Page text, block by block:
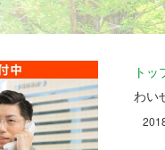
トッ
わい